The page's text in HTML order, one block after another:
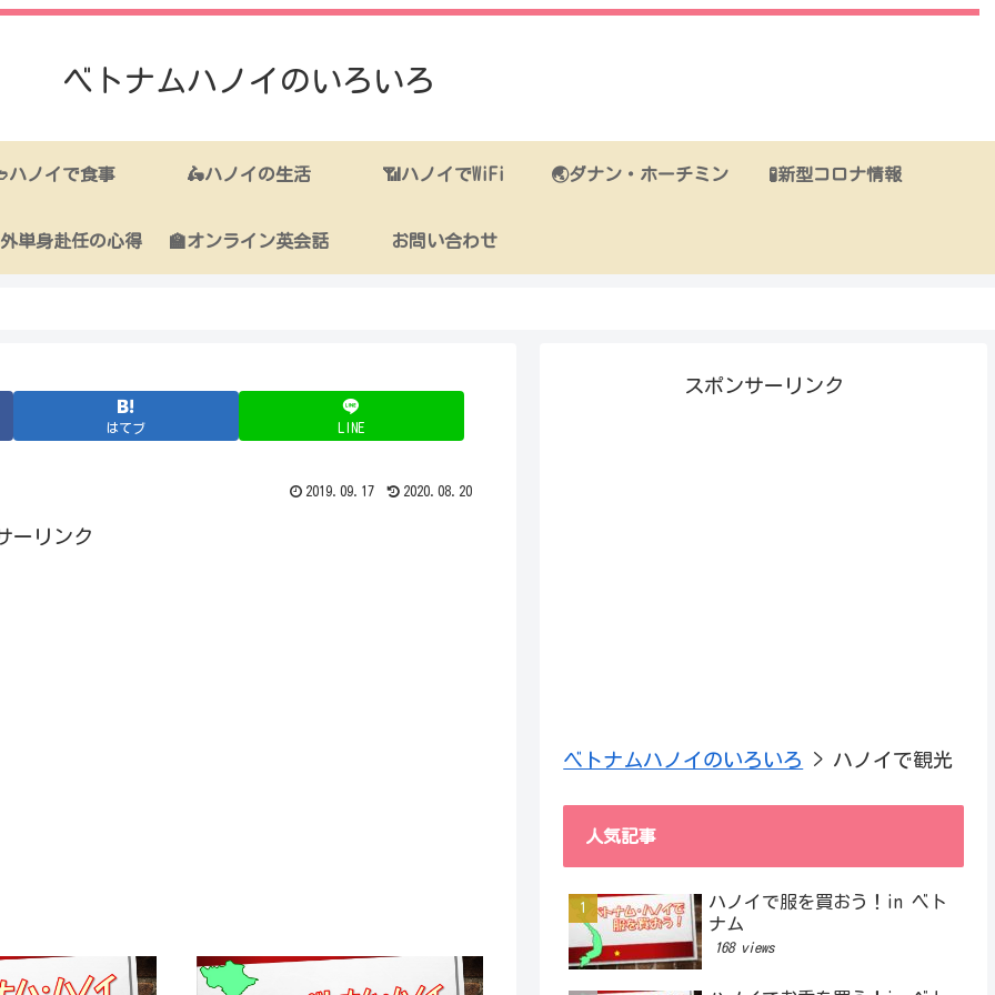
ベトナムハノイのいろいろ
ハノイで食事 🛵ハノイの生活 📶ハノイでWiFi 🌏ダナン・ホーチミン 🧪新型コロナ情報
単身赴任の心得 🏫オンライン英会話 お問い合わせ
はてブ LINE
2019.09.17 2020.08.20
ーリンク
スポンサーリンク
ベトナムハノイのいろいろ > ハノイで観光
人気記事
ハノイで服を買おう！in ベト
ナム
168 views